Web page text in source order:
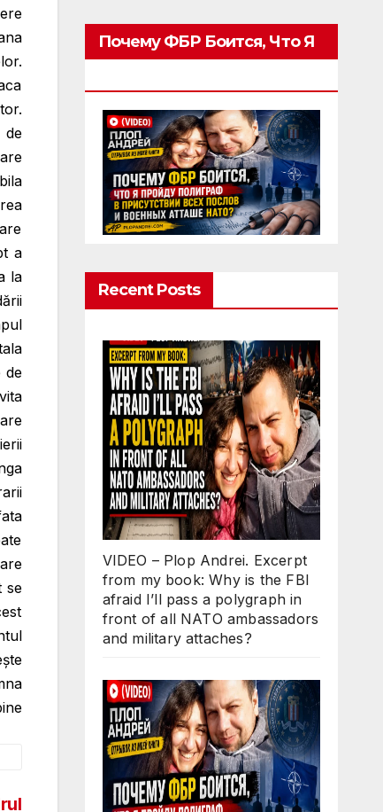
de
a
la
de
se
Почему ФБР Боится, Что Я
Recent Posts
VIDEO – Plop Andrei. Excerpt
from my book: Why is the FBI
afraid I’ll pass a polygraph in
front of all NATO ambassadors
and military attaches?